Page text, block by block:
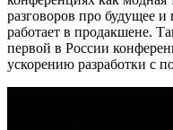
разговоров про будущее
работает в продакшене.
первой в России
ускорению разработки с